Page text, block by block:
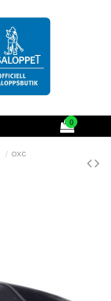
0
OXC